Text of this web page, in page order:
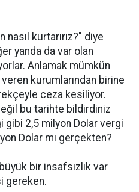
kurtarırız?" diye
yanda da var olan
Anlamak mümkün
kurumlarından birine
ceza kesiliyor.
bu tarihte bildirdiniz
2,5 milyon Dolar vergi
Dolar mı gerçekten?
bir insafsızlık var
gereken.